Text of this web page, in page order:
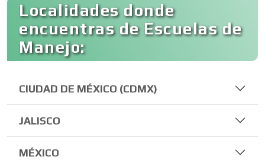
Localidades donde
encuentras de Escuelas de
Manejo:
CIUDAD DE MÉXICO (CDMX)
JALISCO
MÉXICO